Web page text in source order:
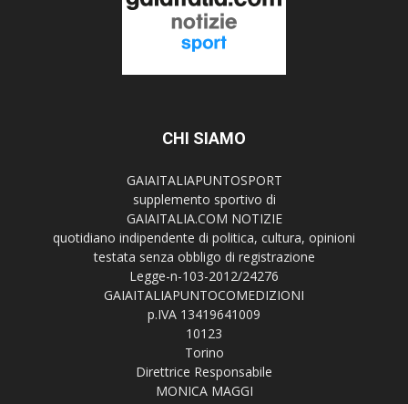
CHI SIAMO
GAIAITALIAPUNTOSPORT
supplemento sportivo di
GAIAITALIA.COM NOTIZIE
quotidiano indipendente di politica, cultura, opinioni
testata senza obbligo di registrazione
Legge-n-103-2012/24276
GAIAITALIAPUNTOCOMEDIZIONI
p.IVA 13419641009
10123
Torino
Direttrice Responsabile
MONICA MAGGI